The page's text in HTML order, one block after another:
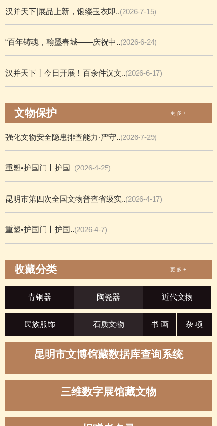
汉并天下|展品上新，银缕玉衣即..(2026-7-15)
“百年铸魂，翰墨春城——庆祝中..(2026-6-24)
汉并天下丨今日开展！百余件汉文..(2026-6-17)
文物保护 更 多 +
强化文物安全隐患排查能力·严守..(2026-7-29)
重塑•护国门丨护国..(2026-4-25)
昆明市第四次全国文物普查省级实..(2026-4-17)
重塑•护国门丨护国..(2026-4-7)
收藏分类 更 多 +
青铜器 陶瓷器 近代文物
民族服饰 石质文物 书 画 杂 项
昆明市文博馆藏数据库查询系统
三维数字展馆藏文物